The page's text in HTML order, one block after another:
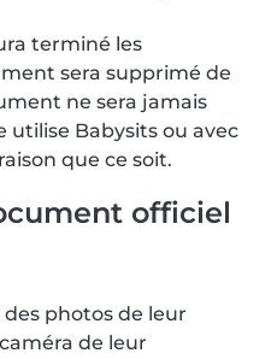
terminé les
sera supprimé de
ne sera jamais
utilise Babysits ou avec
que ce soit.
officiel
photos de leur
de leur